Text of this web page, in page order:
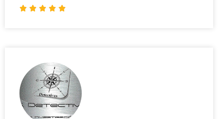
    